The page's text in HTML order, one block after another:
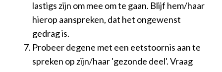
lastigs zijn om mee om te gaan. Blijf hem/haar
hierop aanspreken, dat het ongewenst
gedrag is.
Probeer degene met een eetstoornis aan te
spreken op zijn/haar 'gezonde deel'. Vraag